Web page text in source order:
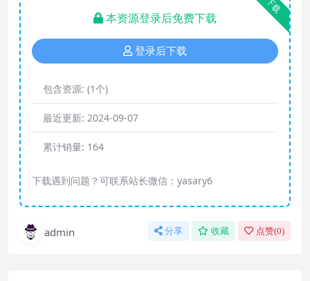
下载
本资源登录后免费下载
登录后下载
包含资源: (1个)
最近更新: 2024-09-07
累计销量: 164
下载遇到问题？可联系站长微信：yasary6
admin 分享 收藏 点赞(0)